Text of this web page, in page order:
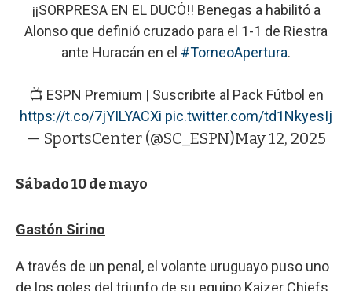
¡¡SORPRESA EN EL DUCÓ!! Benegas a habilitó a
Alonso que definió cruzado para el 1-1 de Riestra
ante Huracán en el #TorneoApertura.
📺 ESPN Premium | Suscribite al Pack Fútbol en
https://t.co/7jYILYACXi pic.twitter.com/td1NkyesIj
— SportsCenter (@SC_ESPN)May 12, 2025
Sábado 10 de mayo
Gastón Sirino
A través de un penal, el volante uruguayo puso uno
de los goles del triunfo de su equipo Kaizer Chiefs